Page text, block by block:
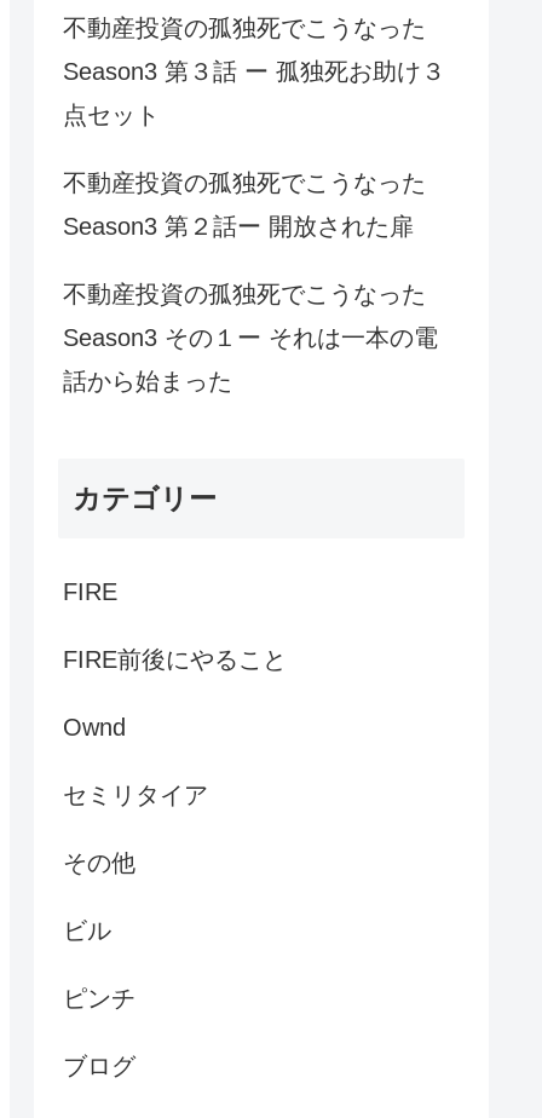
不動産投資の孤独死でこうなった
Season3 第３話 ー 孤独死お助け３
点セット
不動産投資の孤独死でこうなった
Season3 第２話ー 開放された扉
不動産投資の孤独死でこうなった
Season3 その１ー それは一本の電
話から始まった
カテゴリー
FIRE
FIRE前後にやること
Ownd
セミリタイア
その他
ビル
ピンチ
ブログ